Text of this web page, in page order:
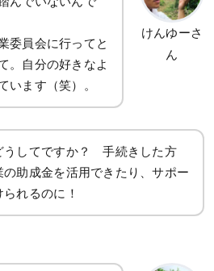
委員会に行ってと
。自分の好きなよ
います（笑）。
けんゆーさ
ん
してですか？ 手続きした方
の助成金を活用できたり、サポー
られるのに！